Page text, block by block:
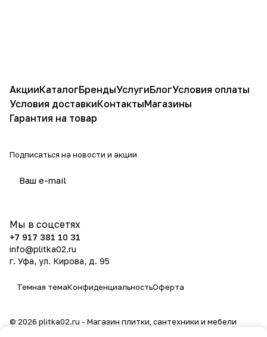
АкцииКаталогБрендыУслугиБлогУсловия оплаты
Условия доставкиКонтактыМагазины
Гарантия на товар
Подписаться на новости и акции
Мы в соцсетях
+7 917 381 10 31
info@plitka02.ru
г. Уфа, ул. Кирова, д. 95
Темная темаКонфиденциальностьОферта
© 2026 plitka02.ru - Магазин плитки, сантехники и мебели